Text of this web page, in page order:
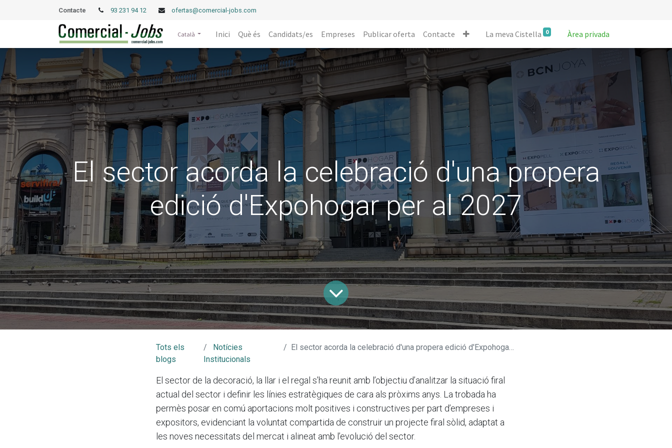
Contacte 93 231 94 12 ofertas@comercial-jobs.com
Català Inici Què és Candidats/es Empreses Publicar oferta Contacte La meva Cistella 0 Àrea privada
El sector acorda la celebració d'una propera
edició d'Expohogar per al 2027
Tots els
blogs
Notícies
Institucionals
El sector acorda la celebració d'una propera edició d'Expohogar per al 2027
El sector de la decoració, la llar i el regal s’ha reunit amb l’objectiu d’analitzar la situació firal
actual del sector i definir les línies estratègiques de cara als pròxims anys. La trobada ha
permès posar en comú aportacions molt positives i constructives per part d’empreses i
expositors, evidenciant la voluntat compartida de construir un projecte firal sòlid, adaptat a
les noves necessitats del mercat i alineat amb l’evolució del sector.